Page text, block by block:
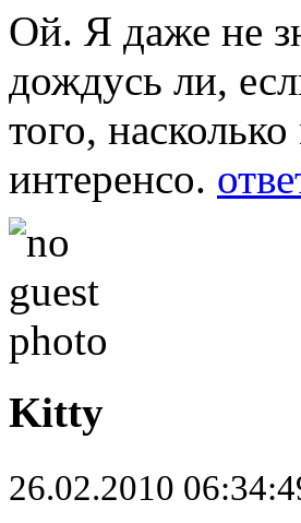
Ой. Я даже не
дождусь ли,
того,
интеренсо.
Kitty
26.02.2010